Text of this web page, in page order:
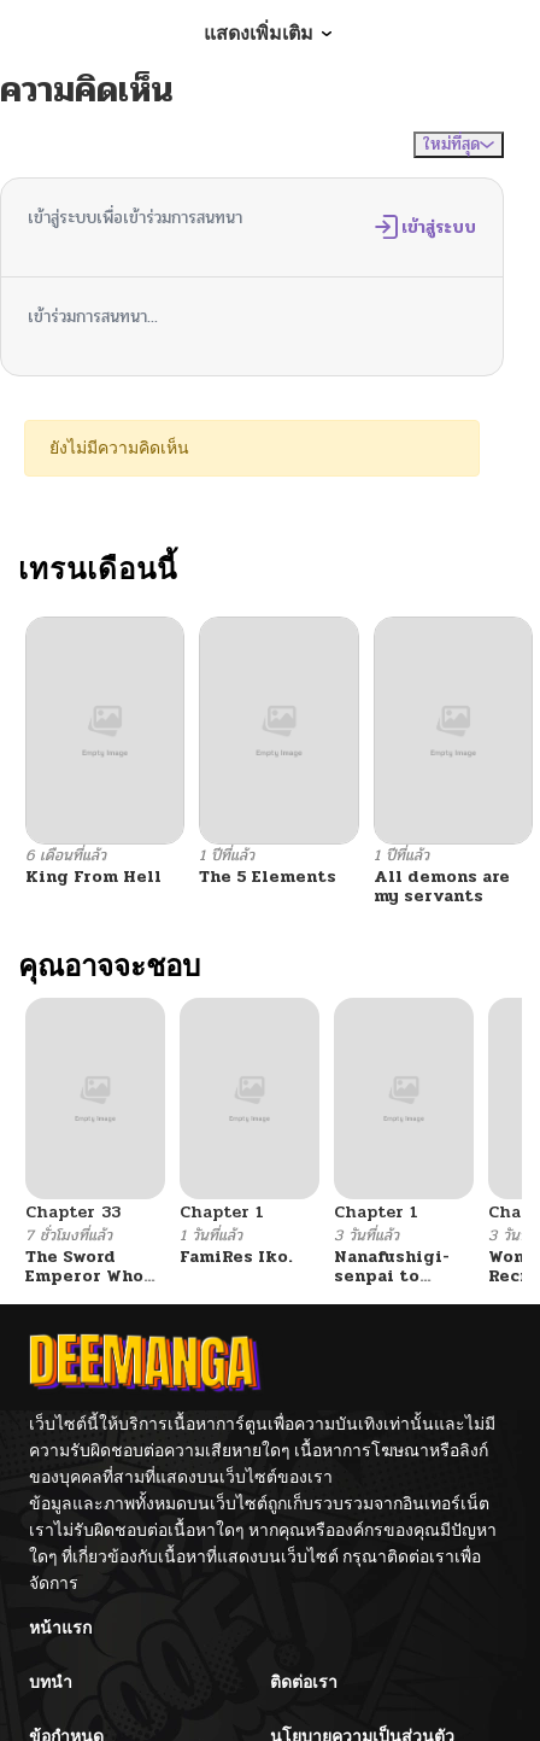
ตอนที่ 64
03/28/2026
ตอนที่ 62 03/20/2026
03/07/2026
ตอนที่ 59 02/27/2026
ตอนที่ 57
ตอนที่ 56
ตอนที่ 54 02/07/2026
ตอนที่ 53
ตอนที่ 52 02/07/2026
ตอนที่ 51
ตอนที่ 47 02/07/2026
ตอนที่ 46
ตอนที่ 45
ตอนที่ 44 02/07/2026
ตอนที่ 43 02/07/2026
ตอนที่ 42 11/13/2025
ตอนที่ 41
ตอนที่ 40
แสดงเพิ่มเติม
ความคิดเห็น
ใหม่ที่สุด
เข้าสู่ระบบเพื่อเข้าร่วมการสนทนา เข้าสู่ระบบ
เข้าร่วมการสนทนา...
ยังไม่มีความคิดเห็น
เทรนเดือนนี้
6 เดือนที่แล้ว
King From Hell
1 ปีที่แล้ว
The 5 Elements
1 ปีที่แล้ว
All demons are
my servants
คุณอาจจะชอบ
Chapter 33
7 ชั่วโมงที่แล้ว
The Sword
Emperor Who
จักรพรรดิเทพดาบ
ผงาดเหนือชาติภพ
Chapter 1
1 วันที่แล้ว
FamiRes Iko.
Chapter 1
3 วันที่แล้ว
Nanafushigi-
senpai to
3 วันที่
เว็บไซต์นี้ให้บริการเนื้อหาการ์ตูนเพื่อความบันเทิงเท่านั้นและไม่มี
ความรับผิดชอบต่อความเสียหายใดๆ เนื้อหาการโฆษณาหรือลิงก์
ของบุคคลที่สามที่แสดงบนเว็บไซต์ของเรา
ข้อมูลและภาพทั้งหมดบนเว็บไซต์ถูกเก็บรวบรวมจากอินเทอร์เน็ต
เราไม่รับผิดชอบต่อเนื้อหาใดๆ หากคุณหรือองค์กรของคุณมีปัญหา
ใดๆ ที่เกี่ยวข้องกับเนื้อหาที่แสดงบนเว็บไซต์ กรุณาติดต่อเราเพื่อ
จัดการ
หน้าแรก
บทนำ ติดต่อเรา